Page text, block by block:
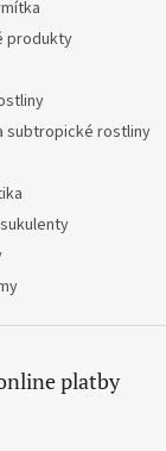
produkty
subtropické rostliny
platby